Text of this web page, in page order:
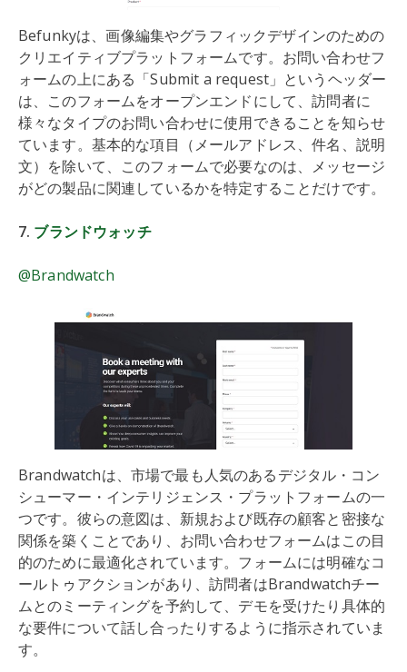
Befunkyは、画像編集やグラフィックデザインのための
クリエイティブプラットフォームです。お問い合わせフ
ォームの上にある「Submit a request」というヘッダー
は、このフォームをオープンエンドにして、訪問者に
様々なタイプのお問い合わせに使用できることを知らせ
ています。基本的な項目（メールアドレス、件名、説明
文）を除いて、このフォームで必要なのは、メッセージ
がどの製品に関連しているかを特定することだけです。
7. ブランドウォッチ
@Brandwatch
Brandwatchは、市場で最も人気のあるデジタル・コン
シューマー・インテリジェンス・プラットフォームの一
つです。彼らの意図は、新規および既存の顧客と密接な
関係を築くことであり、お問い合わせフォームはこの目
的のために最適化されています。フォームには明確なコ
ールトゥアクションがあり、訪問者はBrandwatchチー
ムとのミーティングを予約して、デモを受けたり具体的
な要件について話し合ったりするように指示されていま
す。